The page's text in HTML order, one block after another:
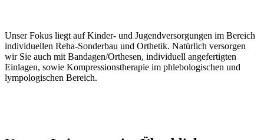
Unser Fokus liegt auf Kinder- und Jugendversorgungen im Bereich
individuellen Reha-Sonderbau und Orthetik. Natürlich versorgen
wir Sie auch mit Bandagen/Orthesen, individuell angefertigten
Einlagen, sowie Kompressionstherapie im phlebologischen und
lympologischen Bereich.